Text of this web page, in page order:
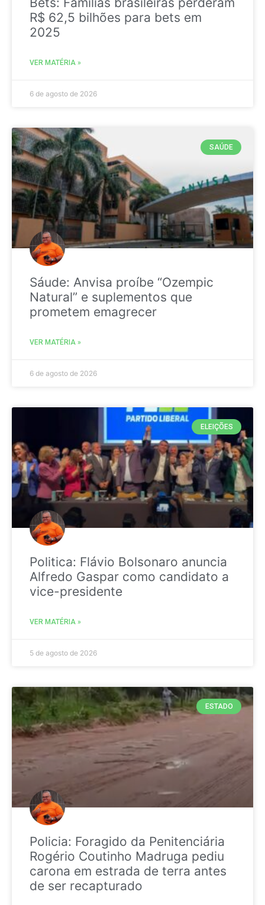
R$ 62,5 bilhões para bets em
2025
VER MATÉRIA »
6 de agosto de 2026
SAÚDE
Sáude: Anvisa proíbe “Ozempic
Natural” e suplementos que
prometem emagrecer
VER MATÉRIA »
6 de agosto de 2026
ELEIÇÕES
Politica: Flávio Bolsonaro anuncia
Alfredo Gaspar como candidato a
vice-presidente
VER MATÉRIA »
5 de agosto de 2026
ESTADO
Policia: Foragido da Penitenciária
Rogério Coutinho Madruga pediu
carona em estrada de terra antes
de ser recapturado